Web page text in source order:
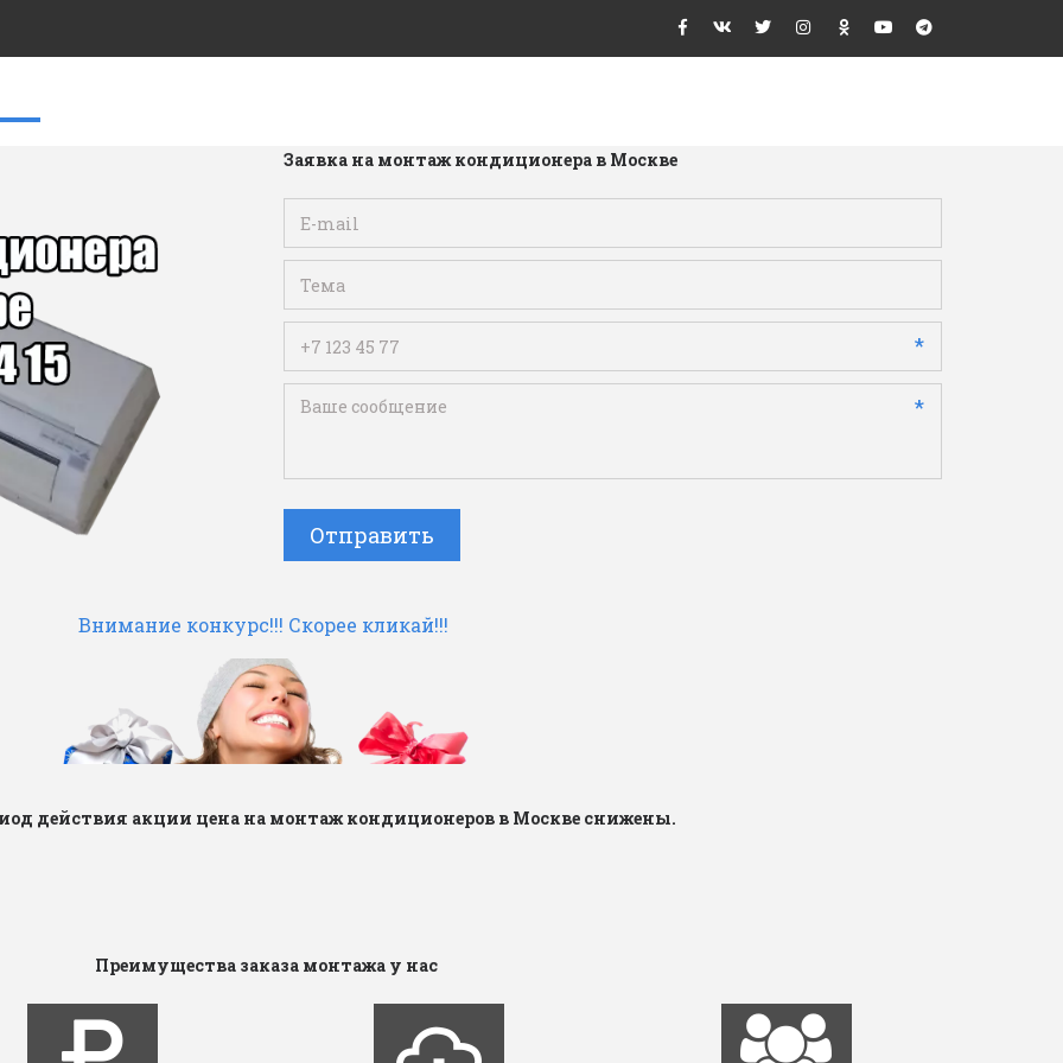
Заявка на монтаж кондиционера в Москве
*
*
Отправить
Внимание конкурс!!! Скорее кликай!!!
действия акции цена на монтаж кондиционеров в Москве снижены.
Преимущества заказа монтажа у нас